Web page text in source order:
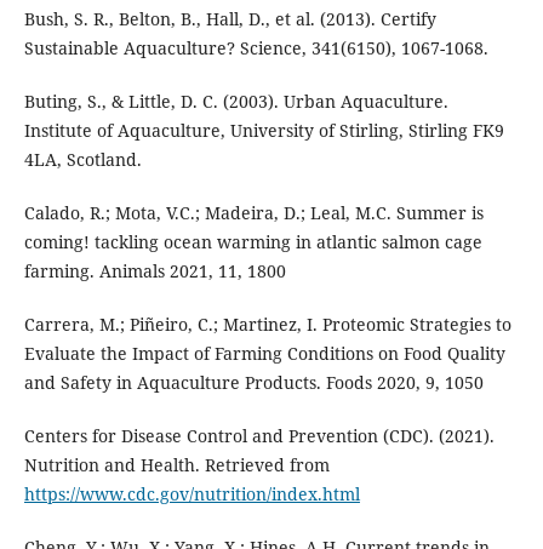
Bush, S. R., Belton, B., Hall, D., et al. (2013). Certify
Sustainable Aquaculture? Science, 341(6150), 1067-1068.
Buting, S., & Little, D. C. (2003). Urban Aquaculture.
Institute of Aquaculture, University of Stirling, Stirling FK9
4LA, Scotland.
Calado, R.; Mota, V.C.; Madeira, D.; Leal, M.C. Summer is
coming! tackling ocean warming in atlantic salmon cage
farming. Animals 2021, 11, 1800
Carrera, M.; Piñeiro, C.; Martinez, I. Proteomic Strategies to
Evaluate the Impact of Farming Conditions on Food Quality
and Safety in Aquaculture Products. Foods 2020, 9, 1050
Centers for Disease Control and Prevention (CDC). (2021).
Nutrition and Health. Retrieved from
https://www.cdc.gov/nutrition/index.html